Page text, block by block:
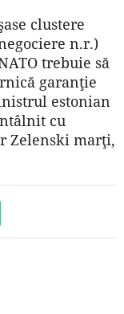
clustere
n.r.)
trebuie să
garanţie
estonian
cu
Zelenski marţi,